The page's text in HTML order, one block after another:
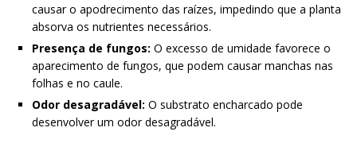
causar o apodrecimento das raízes, impedindo que a planta
absorva os nutrientes necessários.
Presença de fungos: O excesso de umidade favorece o
aparecimento de fungos, que podem causar manchas nas
folhas e no caule.
Odor desagradável: O substrato encharcado pode
desenvolver um odor desagradável.